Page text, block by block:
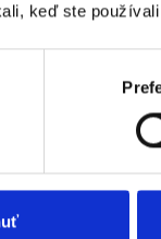
keď ste
mezd a řízení
organizacích.
počítači uživatele,
SQL databáze pro